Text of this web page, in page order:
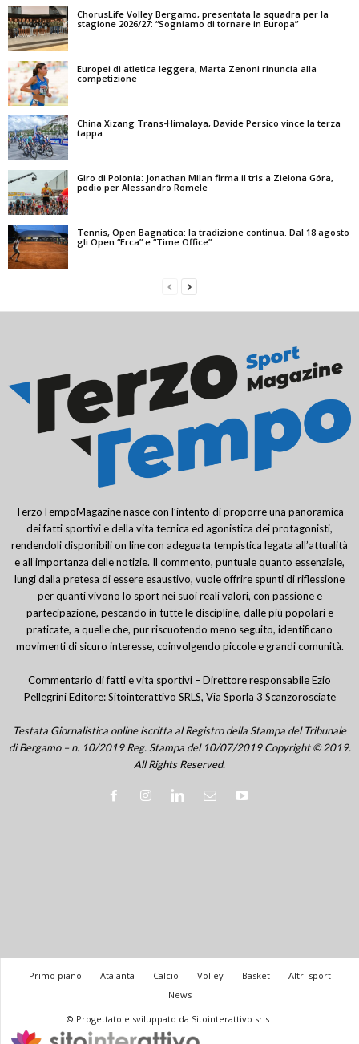
ChorusLife Volley Bergamo, presentata la squadra per la
stagione 2026/27: “Sogniamo di tornare in Europa”
Europei di atletica leggera, Marta Zenoni rinuncia alla
competizione
China Xizang Trans-Himalaya, Davide Persico vince la terza
tappa
Giro di Polonia: Jonathan Milan firma il tris a Zielona Góra,
podio per Alessandro Romele
Tennis, Open Bagnatica: la tradizione continua. Dal 18 agosto
gli Open “Erca” e “Time Office”
TerzoTempoMagazine nasce con l’intento di proporre una panoramica
dei fatti sportivi e della vita tecnica ed agonistica dei protagonisti,
rendendoli disponibili on line con adeguata tempistica legata all’attualità
e all’importanza delle notizie. Il commento, puntuale quanto essenziale,
lungi dalla pretesa di essere esaustivo, vuole offrire spunti di riflessione
per quanti vivono lo sport nei suoi reali valori, con passione e
partecipazione, pescando in tutte le discipline, dalle più popolari e
praticate, a quelle che, pur riscuotendo meno seguito, identificano
movimenti di sicuro interesse, coinvolgendo piccole e grandi comunità.
Commentario di fatti e vita sportivi – Direttore responsabile Ezio
Pellegrini Editore: Sitointerattivo SRLS, Via Sporla 3 Scanzorosciate
Testata Giornalistica online iscritta al Registro della Stampa del Tribunale
di Bergamo – n. 10/2019 Reg. Stampa del 10/07/2019 Copyright © 2019.
All Rights Reserved.
Primo piano Atalanta Calcio Volley Basket
Altri sport
News
© Progettato e sviluppato da Sitointerattivo srls